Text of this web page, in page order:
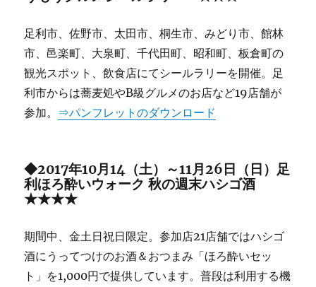
足利市、佐野市、太田市、桐生市、みどり市、館林
市、邑楽町、大泉町、千代田町、昭和町、板倉町の
観光スポット、飲食店にてシールラリーを開催。足
利市からは蕎麦処やB級グルメのお店など19店舗が
参加。 ⇒パンフレットのダウンロード
◆2017年10月14（土）～11月26日（日）足
利ほろ酔いウォーク 秋の週末ハシゴ酒
★★★★
期間中、金土日祝日限定。参加店21店舗ではハシゴ
酒にうってつけのお酒＆おつまみ「ほろ酔いセッ
ト」を1,000円で提供しています。普段は利用する機